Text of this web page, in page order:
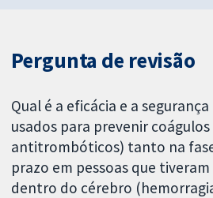
Pergunta de revisão
Qual é a eficácia e a
usados para prevenir
antitrombóticos) tanto na
prazo em pessoas que
dentro do cérebro